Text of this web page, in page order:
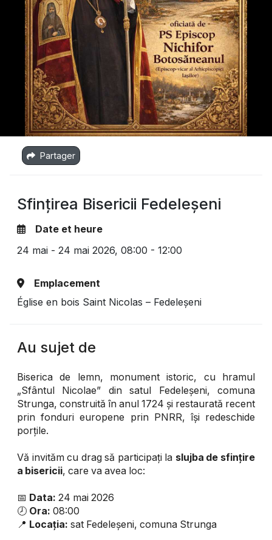
Partager
Sfințirea Bisericii Fedeleșeni
Date et heure
24 mai - 24 mai 2026, 08:00 - 12:00
Emplacement
Église en bois Saint Nicolas – Fedeleșeni
Au sujet de
Biserica de lemn, monument istoric, cu hramul
„Sfântul Nicolae” din satul Fedeleșeni, comuna
Strunga, construită în anul 1724 și restaurată recent
prin fonduri europene prin PNRR, își redeschide
porțile.
Vă invităm cu drag să participați la slujba de sfințire
a bisericii, care va avea loc:
📅 Data: 24 mai 2026
🕗 Ora: 08:00
📍 Locația: sat Fedeleșeni, comuna Strunga